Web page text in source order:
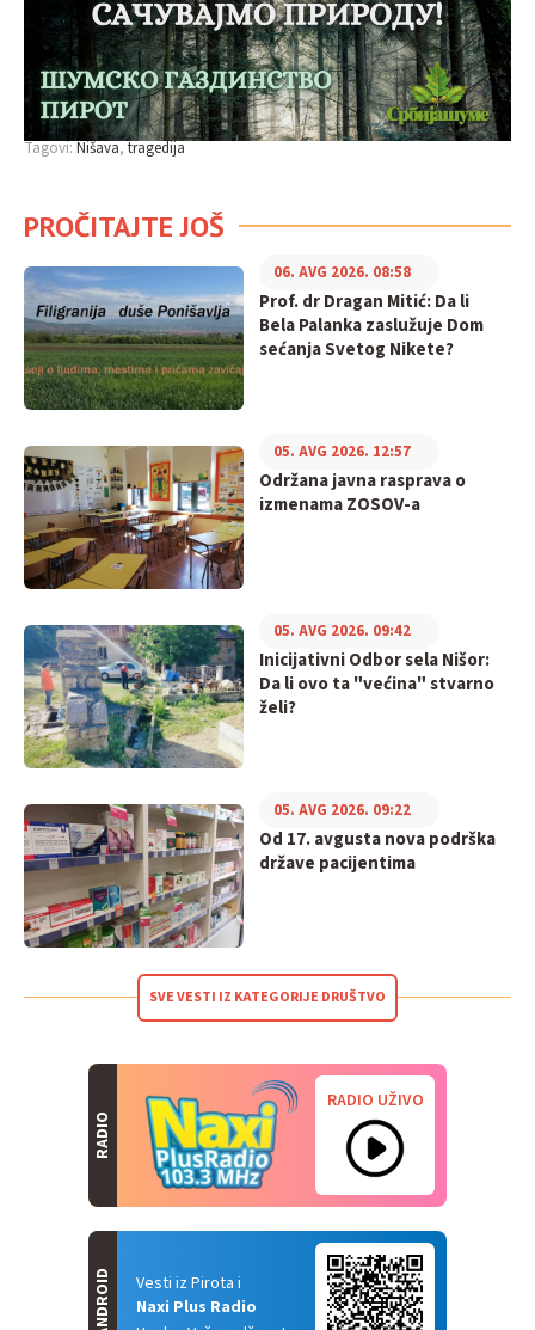
Tagovi:Nišava tragedija
PROČITAJTE JOŠ
Prof. dr Dragan Mitić: Da li
Bela Palanka zaslužuje Dom
sećanja Svetog Nikete?
06. AVG 2026. 08:58
Održana javna rasprava o
izmenama ZOSOV-a
05. AVG 2026. 12:57
Inicijativni Odbor sela Nišor:
Da li ovo ta "većina" stvarno
želi?
05. AVG 2026. 09:42
Od 17. avgusta nova podrška
države pacijentima
05. AVG 2026. 09:22
SVE VESTI IZ KATEGORIJE DRUŠTVO
RADIO
RADIO UŽIVO
Vesti iz Pirota i
Naxi Plus Radio
ANDROID